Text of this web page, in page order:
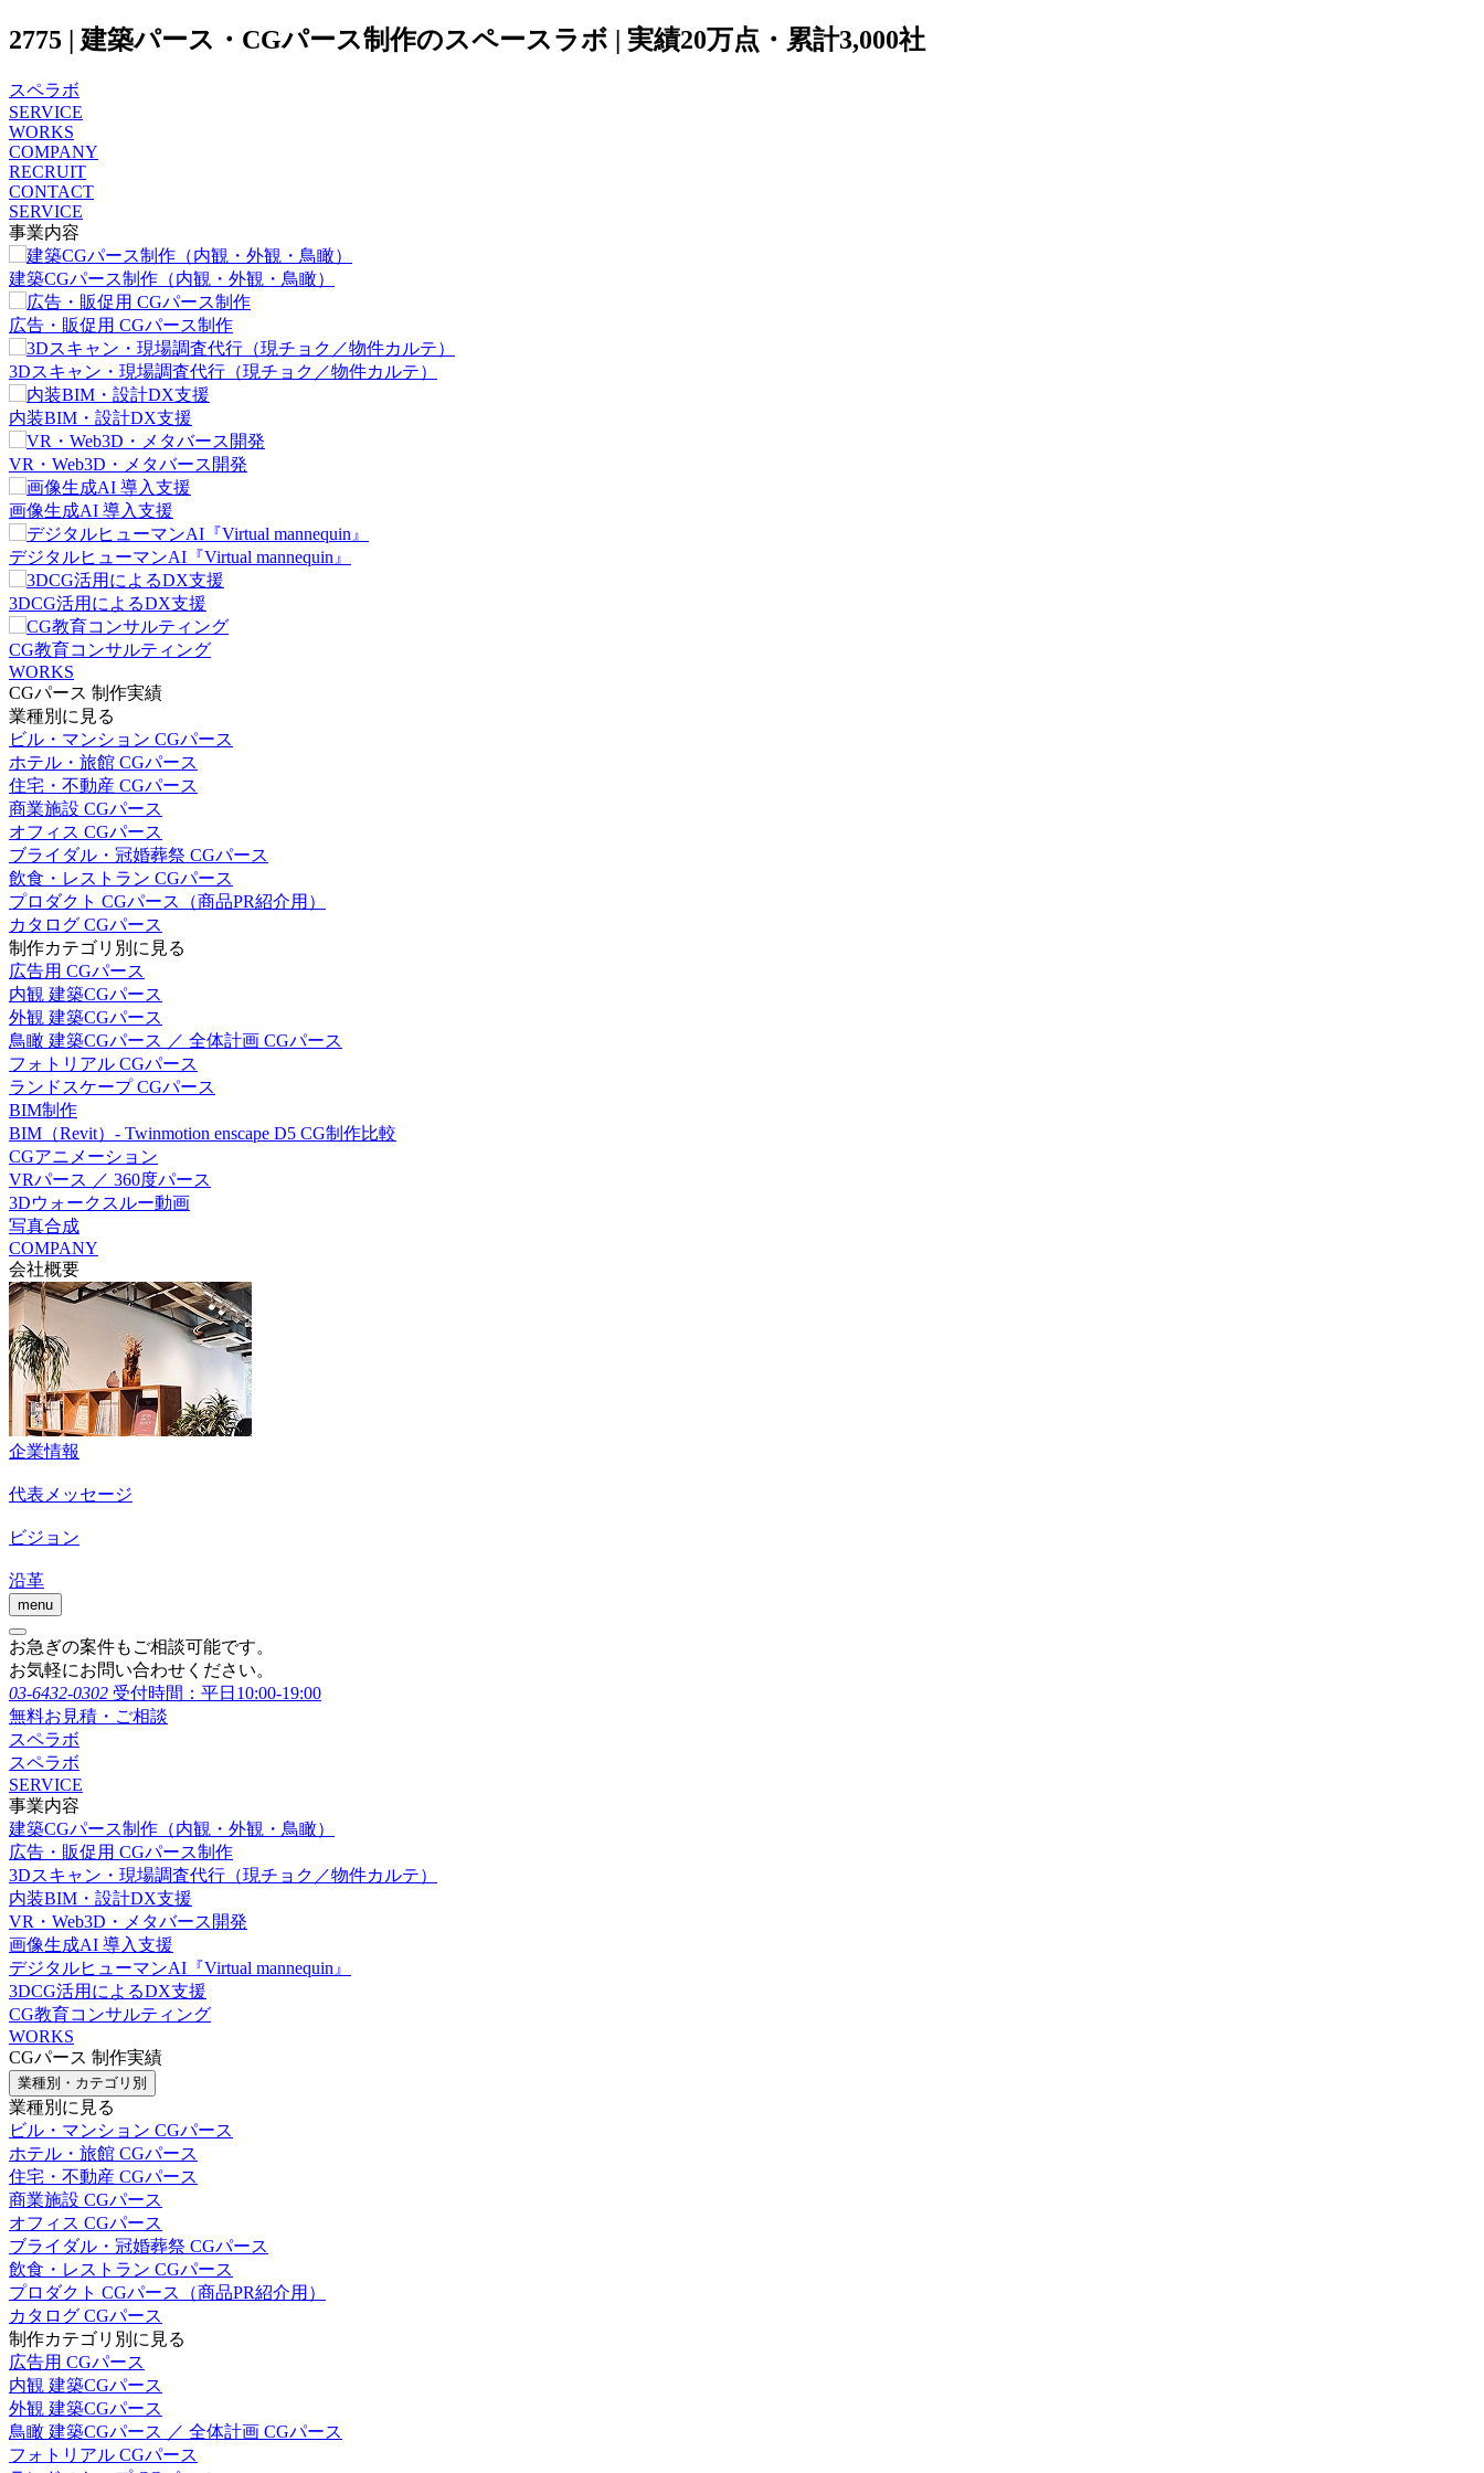
2775 | 建築パース・CGパース制作のスペースラボ | 実績20万点・累計3,000社
スペラボ
SERVICE
WORKS
COMPANY
RECRUIT
CONTACT
SERVICE
事業内容
建築CGパース制作（内観・外観・鳥瞰）
広告・販促用 CGパース制作
3Dスキャン・現場調査代行（現チョク／物件カルテ）
内装BIM・設計DX支援
VR・Web3D・メタバース開発
画像生成AI 導入支援
デジタルヒューマンAI『Virtual mannequin』
3DCG活用によるDX支援
CG教育コンサルティング
WORKS
CGパース 制作実績
業種別に見る
ビル・マンション CGパース
ホテル・旅館 CGパース
住宅・不動産 CGパース
商業施設 CGパース
オフィス CGパース
ブライダル・冠婚葬祭 CGパース
飲食・レストラン CGパース
プロダクト CGパース（商品PR紹介用）
カタログ CGパース
制作カテゴリ別に見る
広告用 CGパース
内観 建築CGパース
外観 建築CGパース
鳥瞰 建築CGパース ／ 全体計画 CGパース
フォトリアル CGパース
ランドスケープ CGパース
BIM制作
BIM（Revit）- Twinmotion enscape D5 CG制作比較
CGアニメーション
VRパース ／ 360度パース
3Dウォークスルー動画
写真合成
COMPANY
会社概要
企業情報
代表メッセージ
ビジョン
沿革
menu
お急ぎの案件もご相談可能です。
お気軽にお問い合わせください。
03-6432-0302 受付時間：平日10:00-19:00
無料お見積・ご相談
スペラボ
スペラボ
SERVICE
事業内容
建築CGパース制作（内観・外観・鳥瞰）
広告・販促用 CGパース制作
3Dスキャン・現場調査代行（現チョク／物件カルテ）
内装BIM・設計DX支援
VR・Web3D・メタバース開発
画像生成AI 導入支援
デジタルヒューマンAI『Virtual mannequin』
3DCG活用によるDX支援
CG教育コンサルティング
WORKS
CGパース 制作実績
業種別・カテゴリ別
業種別に見る
ビル・マンション CGパース
ホテル・旅館 CGパース
住宅・不動産 CGパース
商業施設 CGパース
オフィス CGパース
ブライダル・冠婚葬祭 CGパース
飲食・レストラン CGパース
プロダクト CGパース（商品PR紹介用）
カタログ CGパース
制作カテゴリ別に見る
広告用 CGパース
内観 建築CGパース
外観 建築CGパース
鳥瞰 建築CGパース ／ 全体計画 CGパース
フォトリアル CGパース